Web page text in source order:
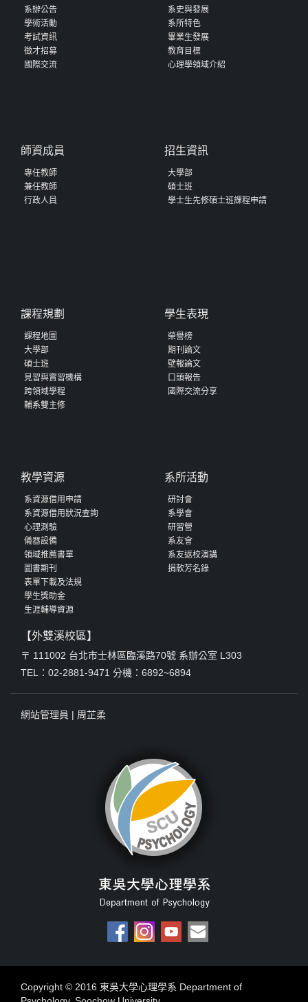
系辦公告
學術活動
考試資訊
徵才招募
國際交流
系史與發展
系所特色
畢業生發展
教育目標
心理學領域介紹
師資成員
專任教師
兼任教師
行政人員
招生資訊
大學部
碩士班
學士生先修碩士班課程申請
課程規劃
課程地圖
大學部
碩士班
見習與實習機構
跨領域學程
輔系雙主修
學生表現
榮譽榜
期刊論文
壁報論文
口頭報告
國際交流分享
教學資源
系資源借用申請
系資源借用狀況查詢
心理測驗
儀器設備
領域推薦書單
圖書期刊
表單下載及法規
學生獎助金
生涯輔導資源
系所活動
研討會
系學會
研習營
系友會
系友返校演講
捐款芳名錄
【外雙溪校區】
〒 111002 台北市士林區臨溪路70號 系辦公室 L303
TEL：02-2881-9471 分機：6892~6894
網站管理員 | 周芷柔
Copyright © 2016 東吳大學心理學系 Department of